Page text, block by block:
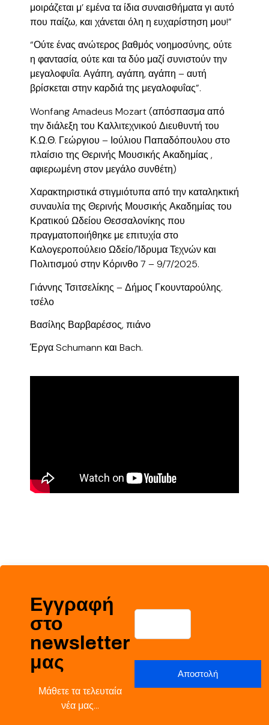
μοιράζεται μ’ εμένα τα ίδια συναισθήματα γι αυτό
που παίζω, και χάνεται όλη η ευχαρίστηση μου!”
“Ούτε ένας ανώτερος βαθμός νοημοσύνης, ούτε
η φαντασία, ούτε και τα δύο μαζί συνιστούν την
μεγαλοφυΐα. Αγάπη, αγάπη, αγάπη – αυτή
βρίσκεται στην καρδιά της μεγαλοφυΐας”.
Wonfang Amadeus Mozart (απόσπασμα από
την διάλεξη του Καλλιτεχνικού Διευθυντή του
Κ.Ω.Θ. Γεώργιου – Ιούλιου Παπαδόπουλου στο
πλαίσιο της Θερινής Μουσικής Ακαδημίας ,
αφιερωμένη στον μεγάλο συνθέτη)
Χαρακτηριστικά στιγμιότυπα από την καταληκτική
συναυλία της Θερινής Μουσικής Ακαδημίας του
Κρατικού Ωδείου Θεσσαλονίκης που
πραγματοποιήθηκε με επιτυχία στο
Καλογεροπούλειο Ωδείο/Ίδρυμα Τεχνών και
Πολιτισμού στην Κόρινθο 7 – 9/7/2025.
Γιάννης Τσιτσελίκης – Δήμος Γκουνταρούλης.
τσέλο
Βασίλης Βαρβαρέσος, πιάνο
Έργα Schumann και Bach.
Εγγραφή
στο
newsletter
μας
Μάθετε τα τελευταία
νέα μας…